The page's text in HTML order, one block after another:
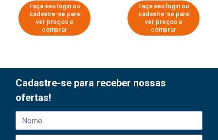
Faça seu login ou
cadastre-se para
ver preços e
comprar
Faça seu login ou
cadastre-se para
ver preços e
comprar
Cadastre-se para receber nossas
ofertas!